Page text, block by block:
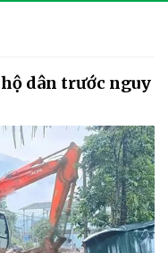
dân trước nguy